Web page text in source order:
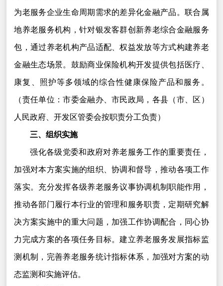
为老服务企业生命周期需求的差异化金融产品。联合属
地养老服务机构，针对银发客群创新养老综合金融服务
包，通过养老机构产品适配、权益发放等方式构建养老
金融生态场景。鼓励商业保险机构开发提供包括医疗、
康复、照护等多领域的综合性健康保险产品和服务。
（责任单位：市委金融办、市民政局，各县（市、区）
人民政府、开发区管委会按职责分工负责）
三、组织实施
强化各级党委和政府对养老服务工作的重要责任，
加强对本方案实施的组织、协调和督导，推动各项工作
落实。充分发挥各级养老服务议事协调机制职能作用，
推动各部门履行本行业的管理和服务职责，定期研究解
决方案实施中的重大问题，加强工作协调配合，同心协
力完成方案的各项任务目标。建立养老服务发展指标监
测机制，完善养老服务统计指标体系，加强对方案的动
态监测和实施评估。